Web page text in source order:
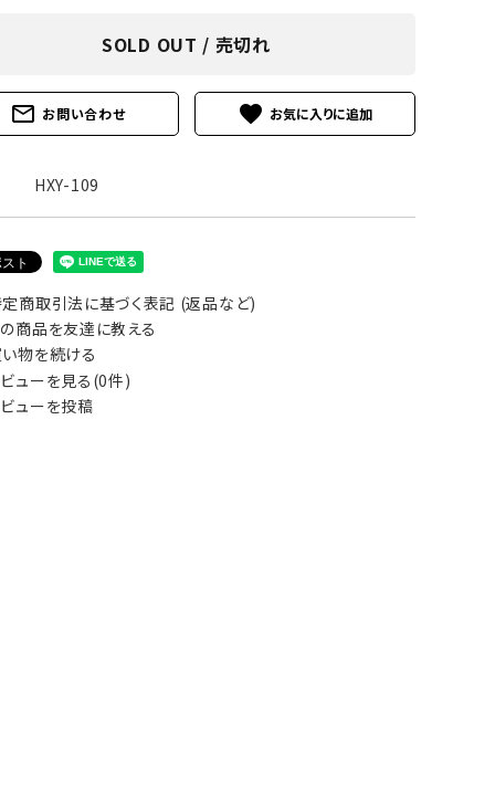
SOLD OUT / 売切れ
mail_outline お問い合わせ favorite
HXY-109
商取引法に基づく表記 (返品など)
商品を友達に教える
い物を続ける
ビューを見る(0件)
ビューを投稿